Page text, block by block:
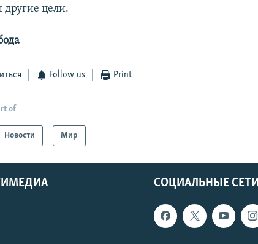
цели.
Follow us Print
of
Новости Мир
СОЦИАЛЬНЫЕ СЕТИ